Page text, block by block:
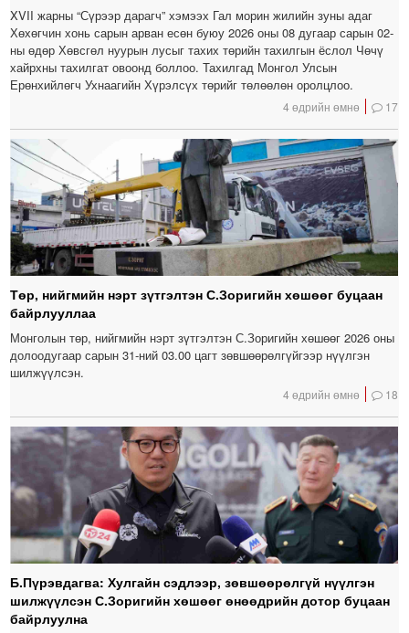
XVII жарны “Сүрээр дарагч” хэмээх Гал морин жилийн зуны адаг
Хөхөгчин хонь сарын арван есөн буюу 2026 оны 08 дугаар сарын 02-
ны өдөр Хөвсгөл нуурын лусыг тахих төрийн тахилгын ёслол Чөчү
хайрхны тахилгат овоонд боллоо. Тахилгад Монгол Улсын
Ерөнхийлөгч Ухнаагийн Хүрэлсүх төрийг төлөөлөн оролцлоо.
4 өдрийн өмнө 17
Төр, нийгмийн нэрт зүтгэлтэн С.Зоригийн хөшөөг буцаан
байрлууллаа
Монголын төр, нийгмийн нэрт зүтгэлтэн С.Зоригийн хөшөөг 2026 оны
долоодугаар сарын 31-ний 03.00 цагт зөвшөөрөлгүйгээр нүүлгэн
шилжүүлсэн.
4 өдрийн өмнө 18
Б.Пүрэвдагва: Хулгайн сэдлээр, зөвшөөрөлгүй нүүлгэн
шилжүүлсэн С.Зоригийн хөшөөг өнөөдрийн дотор буцаан
байрлуулна